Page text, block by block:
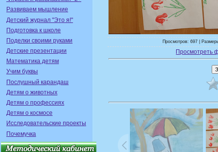
Развиваем мышление
Детский журнал "Это я!"
Подготовка к школе
Поделки своими руками
Детские презентации
Математика детям
Учим буквы
Послушный карандаш
Детям о животных
Детям о профессиях
Детям о космосе
Исследовательские проекты
Почемучка
Просмотров: 697 |
Просмотреть